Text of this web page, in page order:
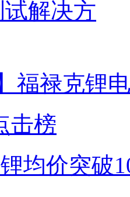
福禄克锂
击榜
均价突破